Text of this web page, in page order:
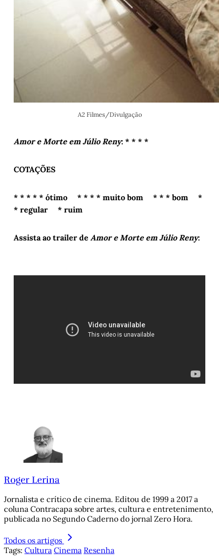
A2 Filmes/Divulgação
Amor e Morte em Júlio Reny: * * * *
COTAÇÕES
* * * * * ótimo * * * * muito bom * * * bom *
* regular * ruim
Assista ao trailer de Amor e Morte em Júlio Reny:
Roger Lerina
Jornalista e crítico de cinema. Editou de 1999 a 2017 a
coluna Contracapa sobre artes, cultura e entretenimento,
publicada no Segundo Caderno do jornal Zero Hora.
Todos os artigos
Tags: Cultura Cinema Resenha